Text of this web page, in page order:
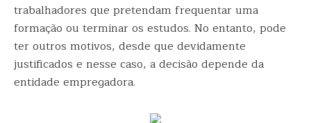
trabalhadores que pretendam frequentar uma
formação ou terminar os estudos. No entanto, pode
ter outros motivos, desde que devidamente
justificados e nesse caso, a decisão depende da
entidade empregadora.